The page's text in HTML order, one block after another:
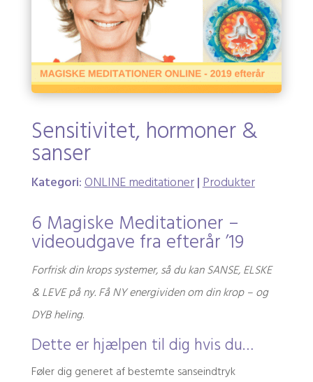
Sensitivitet, hormoner &
sanser
Kategori:ONLINE meditationer|Produkter
6 Magiske Meditationer –
videoudgave fra efterår ’19
Forfrisk din krops systemer, så du kan SANSE, ELSKE
& LEVE på ny. Få NY energividen om din krop – og
DYB heling.
Dette er hjælpen til dig hvis du…
Føler dig generet af bestemte sanseindtryk